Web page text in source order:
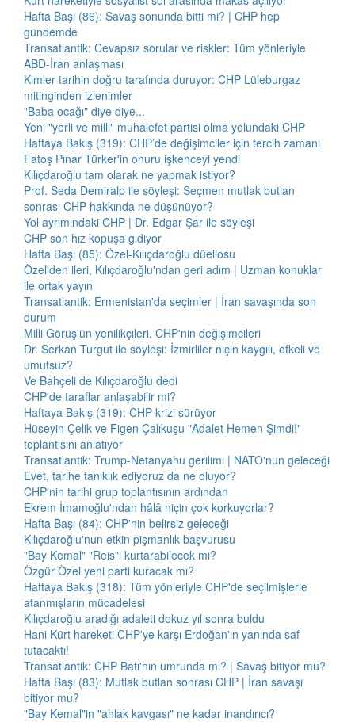
Hafta Başı (86): Savaş sonunda bitti mi? | CHP hep
gündemde
Transatlantik: Cevapsız sorular ve riskler: Tüm yönleriyle
ABD-İran anlaşması
Kimler tarihin doğru tarafında duruyor: CHP Lüleburgaz
mitinginden izlenimler
"Baba ocağı" diye diye...
Yeni "yerli ve milli" muhalefet partisi olma yolundaki CHP
Haftaya Bakış (319): CHP’de değişimciler için tercih zamanı
Fatoş Pınar Türker'in onuru işkenceyi yendi
Kılıçdaroğlu tam olarak ne yapmak istiyor?
Prof. Seda Demiralp ile söyleşi: Seçmen mutlak butlan
sonrası CHP hakkında ne düşünüyor?
Yol ayrımındaki CHP | Dr. Edgar Şar ile söyleşi
CHP son hız kopuşa gidiyor
Hafta Başı (85): Özel-Kılıçdaroğlu düellosu
Özel'den ileri, Kılıçdaroğlu'ndan geri adım | Uzman konuklar
ile ortak yayın
Transatlantik: Ermenistan'da seçimler | İran savaşında son
durum
Milli Görüş'ün yenilikçileri, CHP'nin değişimcileri
Dr. Serkan Turgut ile söyleşi: İzmirliler niçin kaygılı, öfkeli ve
umutsuz?
Ve Bahçeli de Kılıçdaroğlu dedi
CHP'de taraflar anlaşabilir mi?
Haftaya Bakış (319): CHP krizi sürüyor
Hüseyin Çelik ve Figen Çalıkuşu "Adalet Hemen Şimdi!"
toplantısını anlatıyor
Transatlantik: Trump-Netanyahu gerilimi | NATO'nun geleceği
Evet, tarihe tanıklık ediyoruz da ne oluyor?
CHP'nin tarihi grup toplantısının ardından
Ekrem İmamoğlu'ndan hâlâ niçin çok korkuyorlar?
Hafta Başı (84): CHP'nin belirsiz geleceği
Kılıçdaroğlu'nun etkin pişmanlık başvurusu
"Bay Kemal" "Reis"i kurtarabilecek mi?
Özgür Özel yeni parti kuracak mı?
Haftaya Bakış (318): Tüm yönleriyle CHP'de seçilmişlerle
atanmışların mücadelesi
Kılıçdaroğlu aradığı adaleti dokuz yıl sonra buldu
Hani Kürt hareketi CHP'ye karşı Erdoğan'ın yanında saf
tutacaktı!
Transatlantik: CHP Batı'nın umrunda mı? | Savaş bitiyor mu?
Hafta Başı (83): Mutlak butlan sonrası CHP | İran savaşı
bitiyor mu?
"Bay Kemal"in "ahlak kavgası" ne kadar inandırıcı?